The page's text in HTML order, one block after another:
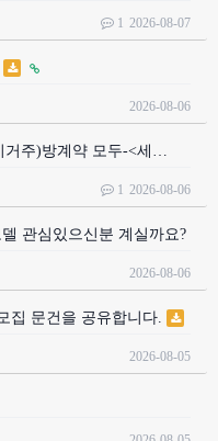
1 2026-08-07
2026-08-06
주)방계약 모두-<세…
1 2026-08-06
관심있으신분 계실까요?
2026-08-06
집 문건을 공유합니다.
2026-08-05